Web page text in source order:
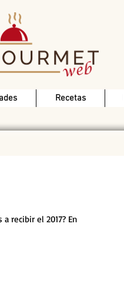
Recetas
recibir el 2017? En